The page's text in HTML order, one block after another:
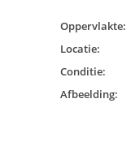
Oppervlakte:
Locatie:
Conditie:
Afbeelding: